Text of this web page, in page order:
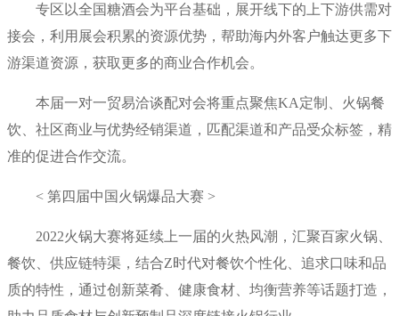
专区以全国糖酒会为平台基础，展开线下的上下游供需对
接会，利用展会积累的资源优势，帮助海内外客户触达更多下
游渠道资源，获取更多的商业合作机会。
本届一对一贸易洽谈配对会将重点聚焦KA定制、火锅餐
饮、社区商业与优势经销渠道，匹配渠道和产品受众标签，精
准的促进合作交流。
< 第四届中国火锅爆品大赛 >
2022火锅大赛将延续上一届的火热风潮，汇聚百家火锅、
餐饮、供应链特渠，结合Z时代对餐饮个性化、追求口味和品
质的特性，通过创新菜肴、健康食材、均衡营养等话题打造，